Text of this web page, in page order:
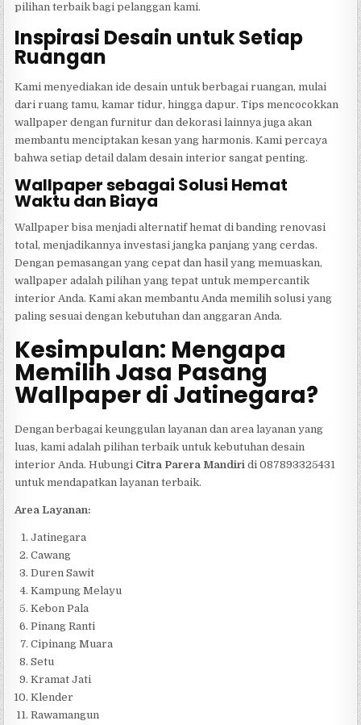
pilihan terbaik bagi pelanggan kami.
Inspirasi Desain untuk Setiap
Ruangan
Kami menyediakan ide desain untuk berbagai ruangan, mulai
dari ruang tamu, kamar tidur, hingga dapur. Tips mencocokkan
wallpaper dengan furnitur dan dekorasi lainnya juga akan
membantu menciptakan kesan yang harmonis. Kami percaya
bahwa setiap detail dalam desain interior sangat penting.
Wallpaper sebagai Solusi Hemat
Waktu dan Biaya
Wallpaper bisa menjadi alternatif hemat di banding renovasi
total, menjadikannya investasi jangka panjang yang cerdas.
Dengan pemasangan yang cepat dan hasil yang memuaskan,
wallpaper adalah pilihan yang tepat untuk mempercantik
interior Anda. Kami akan membantu Anda memilih solusi yang
paling sesuai dengan kebutuhan dan anggaran Anda.
Kesimpulan: Mengapa
Memilih Jasa Pasang
Wallpaper di Jatinegara?
Dengan berbagai keunggulan layanan dan area layanan yang
luas, kami adalah pilihan terbaik untuk kebutuhan desain
interior Anda. Hubungi Citra Parera Mandiri di 087893325431
untuk mendapatkan layanan terbaik.
Area Layanan:
Jatinegara
Cawang
Duren Sawit
Kampung Melayu
Kebon Pala
Pinang Ranti
Cipinang Muara
Setu
Kramat Jati
Klender
Rawamangun